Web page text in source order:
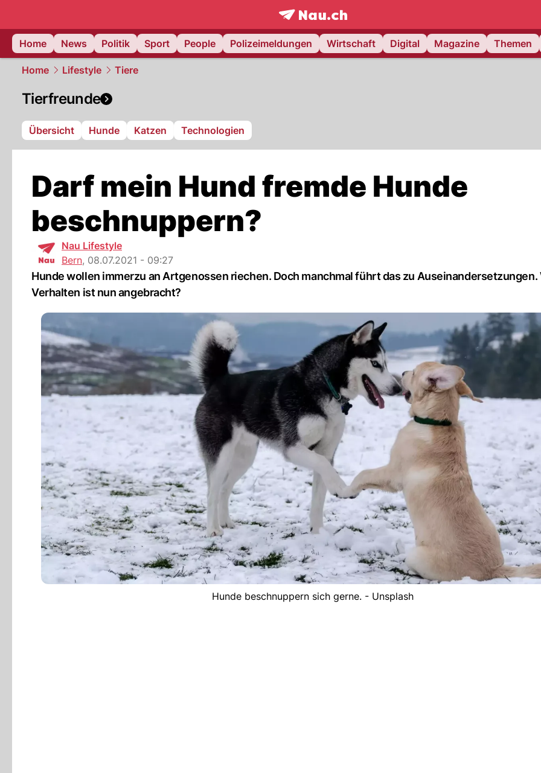
frontpage.NAU.ch
Home
News Politik Sport People Polizeimeldungen Wirtschaft Digital Magazine Themen
Home Lifestyle Tiere
Tierfreunde
Übersicht Hunde Katzen Technologien
Darf mein Hund fremde Hunde
beschnuppern?
Nau Lifestyle
Bern, 08.07.2021 - 09:27
Hunde wollen immerzu an Artgenossen riechen. Doch manchmal führt das zu Auseinandersetzungen.
Verhalten ist nun angebracht?
Hunde beschnuppern sich gerne. - Unsplash